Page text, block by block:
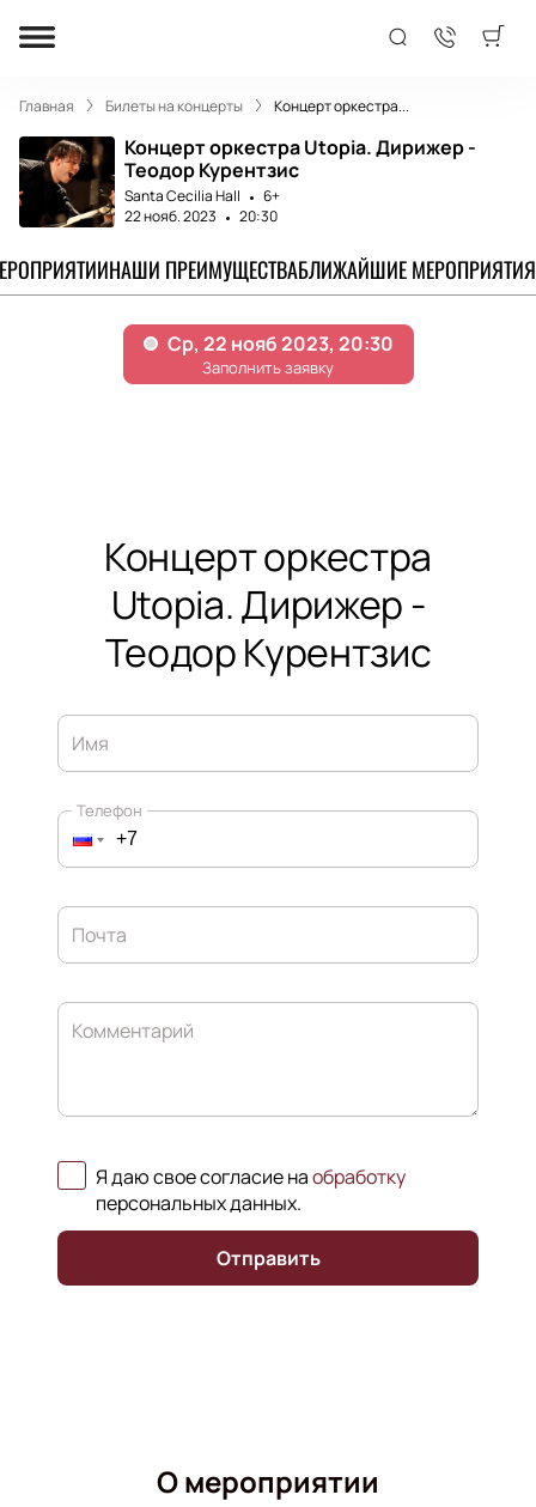
Главная Билеты на концерты Концерт оркестра...
Концерт оркестра Utopia. Дирижер -
Теодор Курентзис
Santa Cecilia Hall
6+
22 нояб. 2023
20:30
НАШИ ПРЕИМУЩЕСТВАБЛИЖАЙШИЕ МЕРОПРИЯТИЯ
Концерт оркестра
Utopia. Дирижер -
Теодор Курентзис
Имя
Телефон
Почта
Комментарий
Я даю свое согласие наобработку
персональных данных.
Отправить
О мероприятии